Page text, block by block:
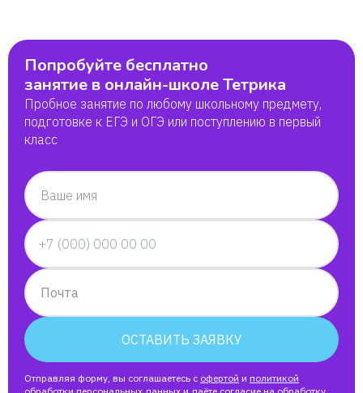
Попробуйте бесплатно
занятие в онлайн-школе Тетрика
Пробное занятие по любому школьному предмету,
подготовке к ЕГЭ и ОГЭ или поступлению в первый
класс
Ваше имя
Почта
ОСТАВИТЬ ЗАЯВКУ
Отправляя форму, вы соглашаетесь с офертой и политикой